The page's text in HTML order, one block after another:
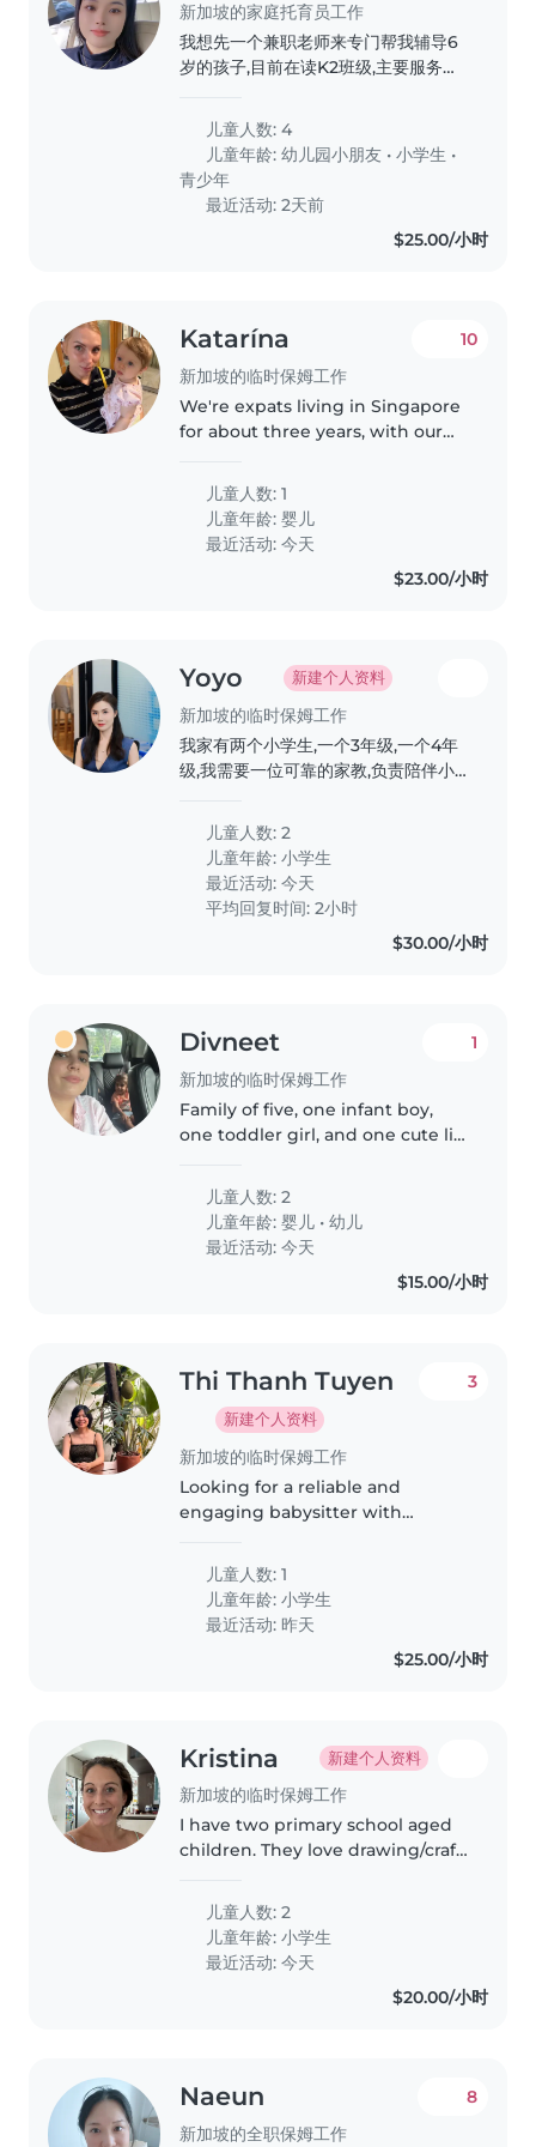
新加坡的家庭托育员工作
我想先一个兼职老师来专门帮我辅导6
岁的孩子,目前在读K2班级,主要服务孩
成阅读的良好习惯
儿童人数: 4
儿童年龄:幼儿园小朋友 •小学生 •
青少年
最近活动: 2天前
$25.00/小时
Katarína
新加坡的临时保姆工作
10
We're expats living in Singapore
for about three years, with our
old baby girl. I'm a full-time
mom, and my husband works, so
I'm looking for someone to..
儿童人数: 1
儿童年龄:婴儿
最近活动: 今天
$23.00/小时
Yoyo 新建个人资料
新加坡的临时保姆工作
我家有两个小学生,一个3年级,一个4年
级,我需要一位可靠的家教,负责陪伴小
乐意来我家。有相关经验者优先。
儿童人数: 2
儿童年龄:小学生
最近活动: 今天
平均回复时间: 2小时
$30.00/小时
Divneet
新加坡的临时保姆工作
1
Family of five, one infant boy,
one toddler girl, and one cute lil
sugar and screen for my kids.
儿童人数: 2
儿童年龄:婴儿 •幼儿
最近活动: 今天
$15.00/小时
Thi Thanh Tuyen
新建个人资料
新加坡的临时保姆工作
3
Looking for a reliable and
engaging babysitter with
teaching from early Sep. Regular
schedule of 4–5 days per week
pm). Duties include school pick-
up, after-school..
儿童人数: 1
儿童年龄:小学生
最近活动: 昨天
$25.00/小时
Kristina 新建个人资料
新加坡的临时保姆工作
I have two primary school aged
children. They love drawing/craft,
are looking for someone to
collect our daughter from school
and spend time with her..
儿童人数: 2
儿童年龄:小学生
最近活动: 今天
$20.00/小时
Naeun
新加坡的全职保姆工作
8